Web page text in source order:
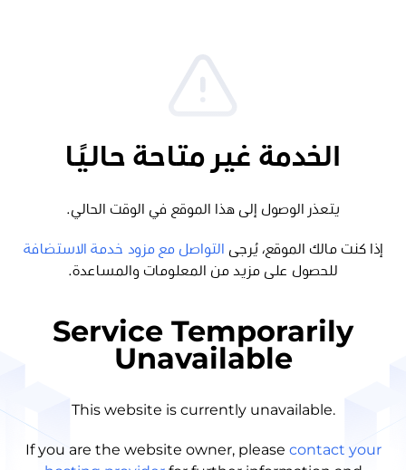
الخدمة غير متاحة حاليًا
يتعذر الوصول إلى هذا الموقع في الوقت الحالي.
إذا كنت مالك الموقع، يُرجى
التواصل مع مزود خدمة الاستضافة
للحصول على مزيد من المعلومات والمساعدة.
Service Temporarily
Unavailable
This website is currently unavailable.
If you are the website owner, please contact your